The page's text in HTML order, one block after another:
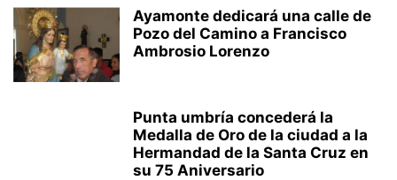
Ayamonte dedicará una calle de
Pozo del Camino a Francisco
Ambrosio Lorenzo
Punta umbría concederá la
Medalla de Oro de la ciudad a la
Hermandad de la Santa Cruz en
su 75 Aniversario